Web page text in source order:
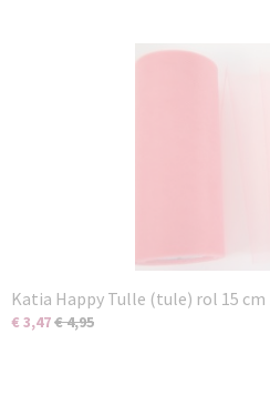
Katia Happy Tulle (tule) rol 15
€ 3,47€ 4,95